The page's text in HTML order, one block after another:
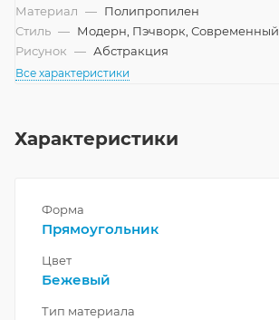
Материал — Полипропилен
Стиль — Модерн, Пэчворк, Современный
Рисунок — Абстракция
Все характеристики
Характеристики
Форма
Прямоугольник
Цвет
Бежевый
Тип материала